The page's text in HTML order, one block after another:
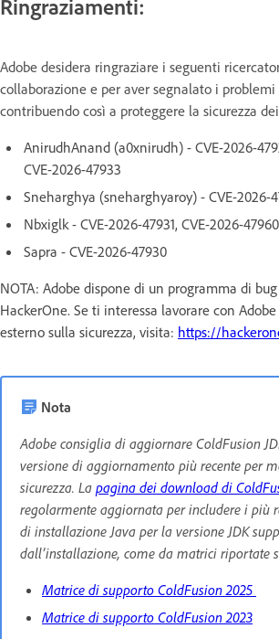
Ringraziamenti:
Adobe desidera ringraziare i seguenti
collaborazione e per aver segnalato i problemi
contribuendo così a proteggere la sicurezza
AnirudhAnand (a0xnirudh) - CVE-2026-
CVE-2026-47933
Sneharghya (sneharghyaroy) - CVE-2026-
Nbxiglk - CVE-2026-47931, CVE-2026-47960
Sapra - CVE-2026-47930
NOTA: Adobe dispone di un programma di
HackerOne. Se ti interessa lavorare con
esterno sulla sicurezza, visita: https://
Nota
Adobe consiglia di aggiornare ColdFusion
versione di aggiornamento più recente per
sicurezza. La pagina dei download di
regolarmente aggiornata per includere i più
di installazione Java per la versione JDK
dall’installazione, come da matrici riportate
Matrice di supporto ColdFusion 2025
Matrice di supporto ColdFusion 2023